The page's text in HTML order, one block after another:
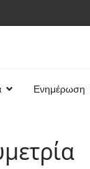
Ενημέρωση